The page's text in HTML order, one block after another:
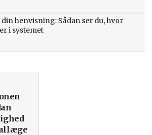
din henvisning: Sådan ser du, hvor
i systemet